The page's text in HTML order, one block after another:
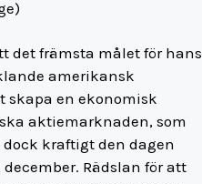
det främsta målet för hans
amerikansk
skapa en ekonomisk
aktiemarknaden, som
kraftigt den dagen
Rädslan för att